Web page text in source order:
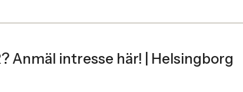
Anmäl intresse här! | Helsingborg